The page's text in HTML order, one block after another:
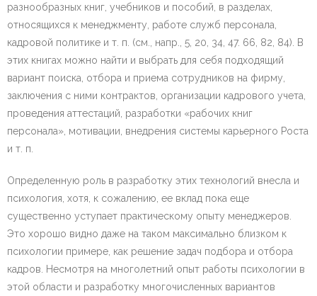
разнообразных книг, учебников и пособий, в разделах,
относящихся к менеджменту, работе служб персонала,
кадровой политике и т. п. (см., напр., 5, 20, 34, 47. 66, 82, 84). В
этих книгах можно найти и выбрать для себя подходящий
вариант поиска, отбора и приема сотрудников на фирму,
заключения с ними контрактов, организации кадрового учета,
проведения аттестаций, разработки «рабочих книг
персонала», мотивации, внедрения системы карьерного Роста
и т. п.
Определенную роль в разработку этих технологий внесла и
психология, хотя, к сожалению, ее вклад пока еще
существенно уступает практическому опыту менеджеров.
Это хорошо видно даже на таком максимально близком к
психологии примере, как решение задач подбора и отбора
кадров. Несмотря на многолетний опыт работы психологии в
этой области и разработку многочисленных вариантов